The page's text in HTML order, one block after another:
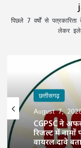
पिछले 7 वर्षों से
लेकर
छत्तीसगढ़
August 7,
CGPSC ने
रिजल्ट में नामों
वायरल दावे